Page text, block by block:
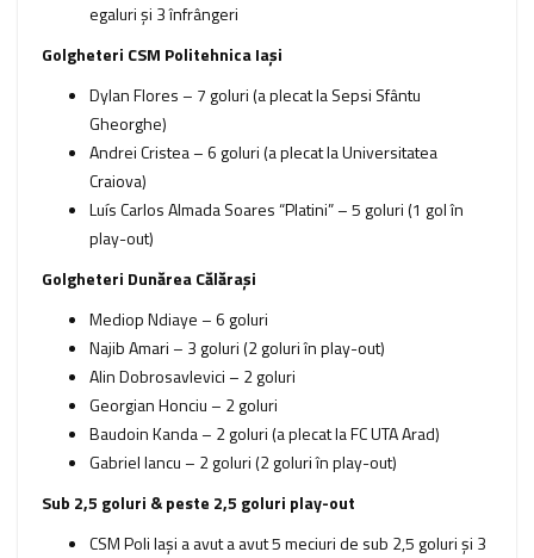
egaluri şi 3 înfrângeri
Golgheteri CSM Politehnica Iași
Dylan Flores – 7 goluri (a plecat la Sepsi Sfântu
Gheorghe)
Andrei Cristea – 6 goluri (a plecat la Universitatea
Craiova)
Luís Carlos Almada Soares “Platini” – 5 goluri (1 gol în
play-out)
Golgheteri Dunărea Călărași
Mediop Ndiaye – 6 goluri
Najib Amari – 3 goluri (2 goluri în play-out)
Alin Dobrosavlevici – 2 goluri
Georgian Honciu – 2 goluri
Baudoin Kanda – 2 goluri (a plecat la FC UTA Arad)
Gabriel Iancu – 2 goluri (2 goluri în play-out)
Sub 2,5 goluri & peste 2,5 goluri play-out
CSM Poli Iaşi a avut a avut 5 meciuri de sub 2,5 goluri şi 3